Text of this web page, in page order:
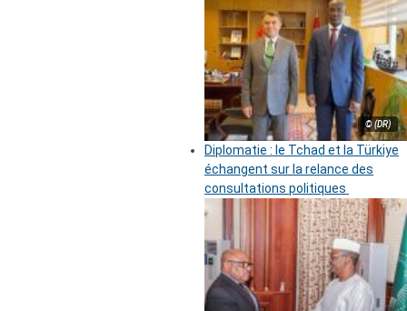
© (DR)
Diplomatie : le Tchad et la Türkiye
échangent sur la relance des
consultations politiques